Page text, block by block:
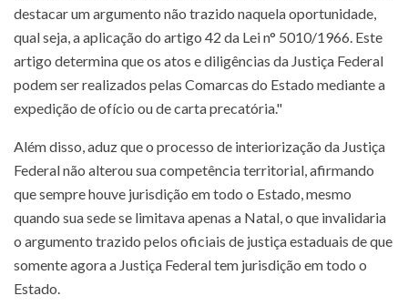
destacar um argumento não trazido naquela oportunidade,
qual seja, a aplicação do artigo 42 da Lei n° 5010/1966. Este
artigo determina que os atos e diligências da Justiça Federal
podem ser realizados pelas Comarcas do Estado mediante a
expedição de ofício ou de carta precatória."
Além disso, aduz que o processo de interiorização da Justiça
Federal não alterou sua competência territorial, afirmando
que sempre houve jurisdição em todo o Estado, mesmo
quando sua sede se limitava apenas a Natal, o que invalidaria
o argumento trazido pelos oficiais de justiça estaduais de que
somente agora a Justiça Federal tem jurisdição em todo o
Estado.